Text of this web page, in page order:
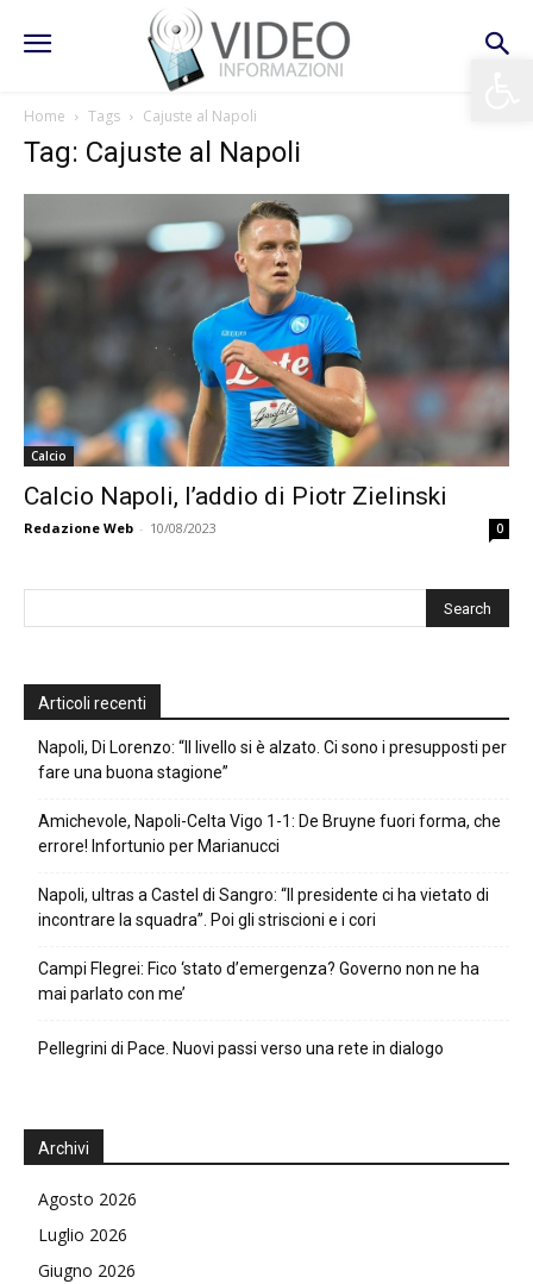
Home Tags Cajuste al Napoli
Tag: Cajuste al Napoli
Calcio
Calcio Napoli, l’addio di Piotr Zielinski
Redazione Web - 10/08/2023 0
Articoli recenti
Napoli, Di Lorenzo: “Il livello si è alzato. Ci sono i presupposti per
fare una buona stagione”
Amichevole, Napoli-Celta Vigo 1-1: De Bruyne fuori forma, che
errore! Infortunio per Marianucci
Napoli, ultras a Castel di Sangro: “Il presidente ci ha vietato di
incontrare la squadra”. Poi gli striscioni e i cori
Campi Flegrei: Fico ‘stato d’emergenza? Governo non ne ha
mai parlato con me’
Pellegrini di Pace. Nuovi passi verso una rete in dialogo
Archivi
Agosto 2026
Luglio 2026
Giugno 2026